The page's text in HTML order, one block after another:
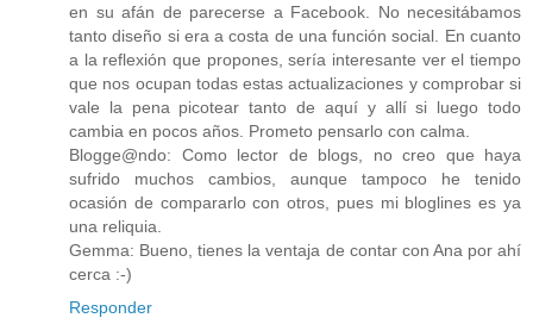
en su afán de parecerse a Facebook. No necesitábamos
tanto diseño si era a costa de una función social. En cuanto
a la reflexión que propones, sería interesante ver el tiempo
que nos ocupan todas estas actualizaciones y comprobar si
vale la pena picotear tanto de aquí y allí si luego todo
cambia en pocos años. Prometo pensarlo con calma.
Blogge@ndo: Como lector de blogs, no creo que haya
sufrido muchos cambios, aunque tampoco he tenido
ocasión de compararlo con otros, pues mi bloglines es ya
una reliquia.
Gemma: Bueno, tienes la ventaja de contar con Ana por ahí
cerca :-)
Responder